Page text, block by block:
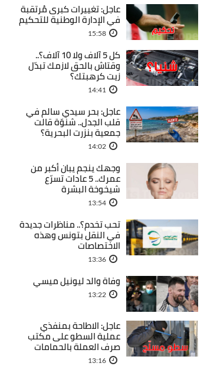
عاجل: تغييرات كبرى مُرتقبة
في الإدارة الوطنية للتحكيم
15:58
كل 5 آلاف ولا 10 آلاف؟..
وقتاش بالحق لازمك تبدّل
زيت كرهبتك؟
14:41
عاجل: بحر سيدي سالم في
قلب الجدل.. شنوّة قالت
جمعية بنزرت البحرية؟
14:02
وجهك ينجم يبان أكبر من
عمرك.. 5 عادات تسرّع
شيخوخة البشرة
13:54
تحب تخدم؟.. مناظرات جديدة
في النقل بتونس وهذه
الاختصاصات
13:36
وفاة والد ليونيل ميسي
13:22
عاجل: الاطاحة بمنفذي
عملية السطو على مكتب
صرف العملة بالحمامات
13:16